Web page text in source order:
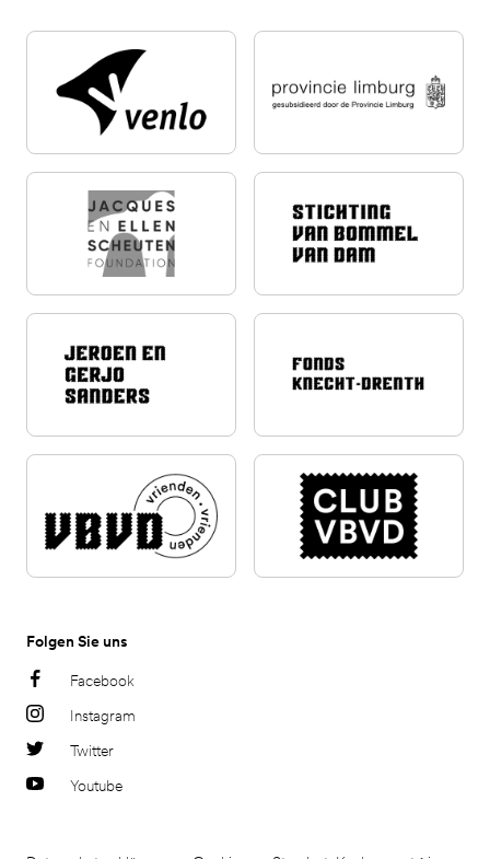
Folgen Sie uns
Facebook
Instagram
Twitter
Youtube